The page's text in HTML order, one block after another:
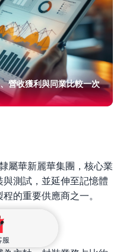
服
營收獲利與同業比較一次
屬華新麗華集團，核心業
測試，並延伸至記憶體
的重要供應商之一。